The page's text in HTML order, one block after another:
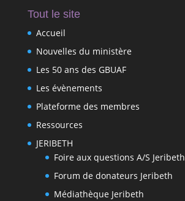
Tout le site
Accueil
Nouvelles du ministère
Les 50 ans des GBUAF
Les évènements
Plateforme des membres
Ressources
JERIBETH
Foire aux questions A/S Jeribeth
Forum de donateurs Jeribeth
Médiathèque Jeribeth